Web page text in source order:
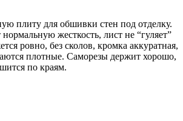
плиту для обшивки стен под отделку.
жесткость, лист не “гуляет”
ровно, без сколов, кромка аккуратная,
плотные. Саморезы держит хорошо,
по краям.